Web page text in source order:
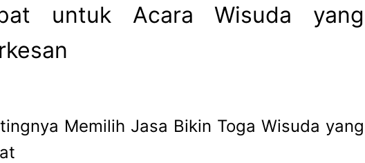
untuk Acara Wisuda yang
Memilih Jasa Bikin Toga Wisuda yang